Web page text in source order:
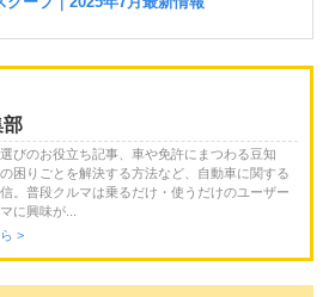
部
びのお役立ち記事、車や免許にまつわる豆知
困りごとを解決する方法など、自動車に関する
。普段クルマは乗るだけ・使うだけのユーザー
に興味が...
>